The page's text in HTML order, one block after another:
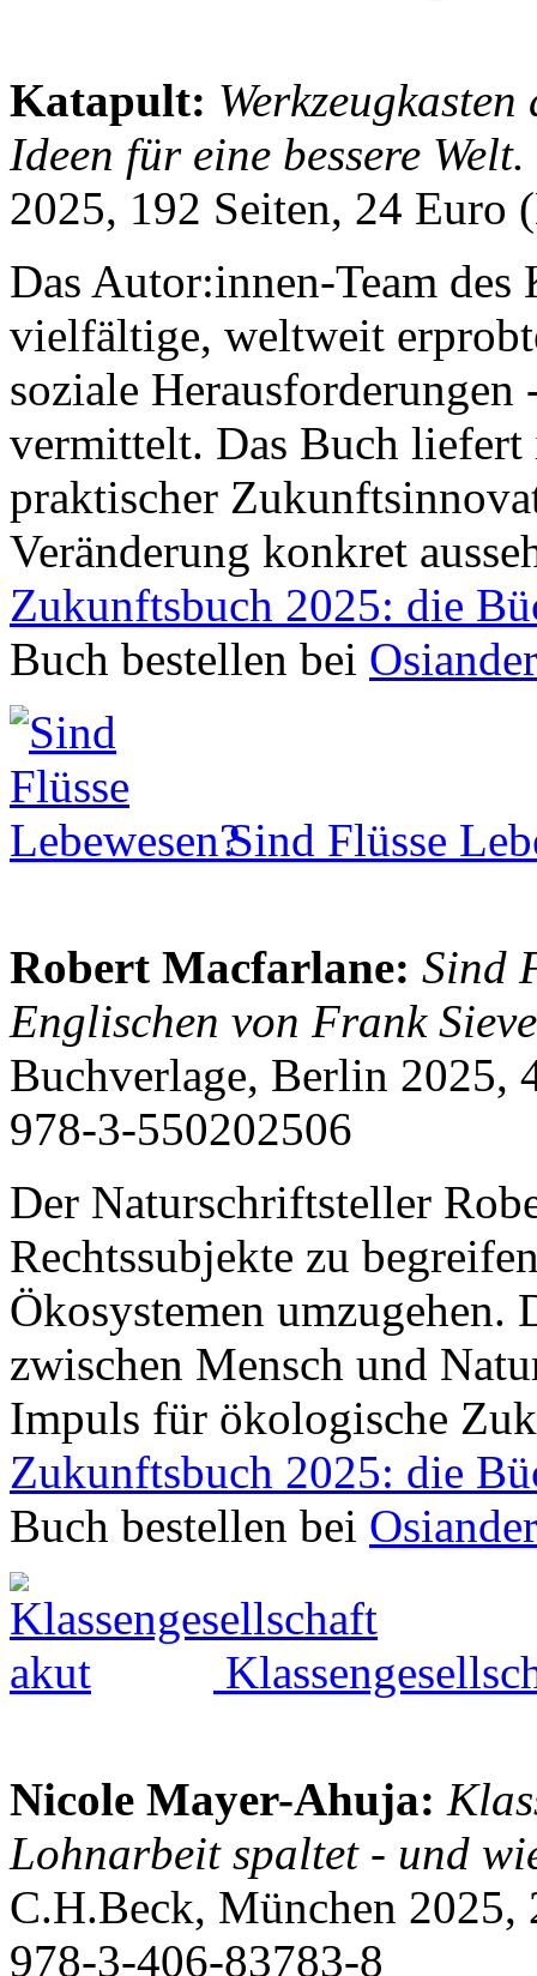
Katapult:
Ideen für eine bessere Welt.
2025, 192 Seiten, 24
Das Autor:innen-Team des
vielfältige, weltweit
soziale
vermittelt. Das Buch
praktischer
Veränderung konkret
Zukunftsbuch 2025: die
Buch bestellen bei
Sind Flüsse
Robert Macfarlane: Sind
Englischen von Frank
Buchverlage, Berlin 2025,
978-3-550202506
Der Naturschriftsteller
Rechtssubjekte zu
Ökosystemen
zwischen Mensch und
Impuls für ökologische
Zukunftsbuch 2025: die
Buch bestellen bei
Nicole Mayer-Ahuja:
Lohnarbeit spaltet - und
C.H.Beck, München
978-3-406-83783-8